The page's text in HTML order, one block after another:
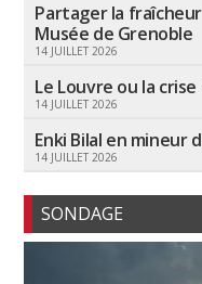
Partager la
Musée de Grenoble
14 JUILLET 2026
Le Louvre ou la
14 JUILLET 2026
Enki Bilal en mineur
14 JUILLET 2026
SONDAGE